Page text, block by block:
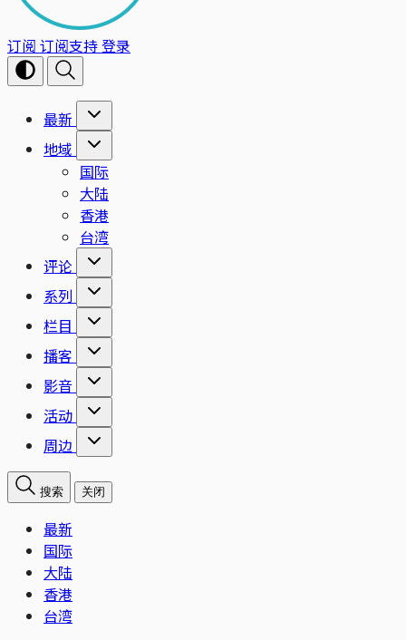
订阅 订阅支持登录
最新
地域
国际
大陆
香港
台湾
评论
系列
栏目
播客
影音
活动
周边
搜索 关闭
最新
国际
大陆
香港
台湾